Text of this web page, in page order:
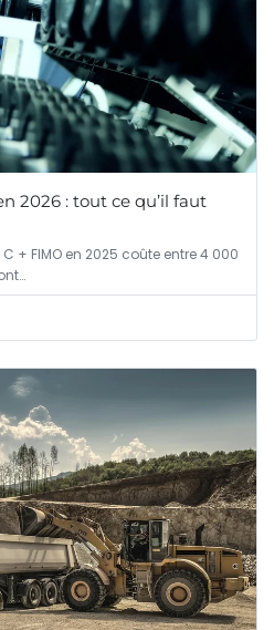
2026 : tout ce qu’il faut
+ FIMO en 2025 coûte entre 4 000